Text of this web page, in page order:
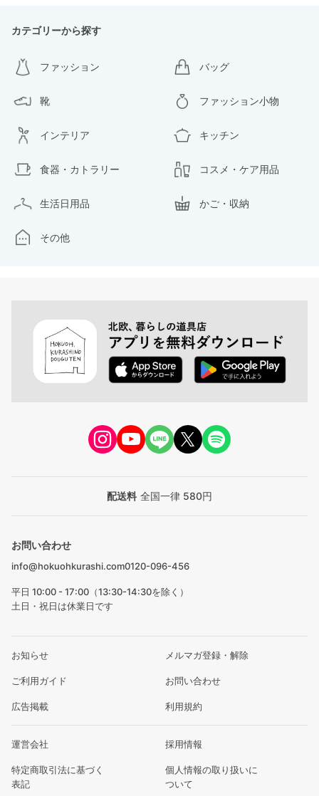
カテゴリーから探す
ファッション バッグ
靴 ファッション小物
インテリア キッチン
食器・カトラリー コスメ・ケア用品
生活日用品 かご・収納
その他
配送料 全国一律 580円
お問い合わせ
info@hokuohkurashi.com0120-096-456
平日 10:00 - 17:00（13:30-14:30を除く）
土日・祝日は休業日です
お知らせ メルマガ登録・解除
ご利用ガイド お問い合わせ
広告掲載 利用規約
運営会社 採用情報
特定商取引法に基づく
表記
個人情報の取り扱いに
ついて